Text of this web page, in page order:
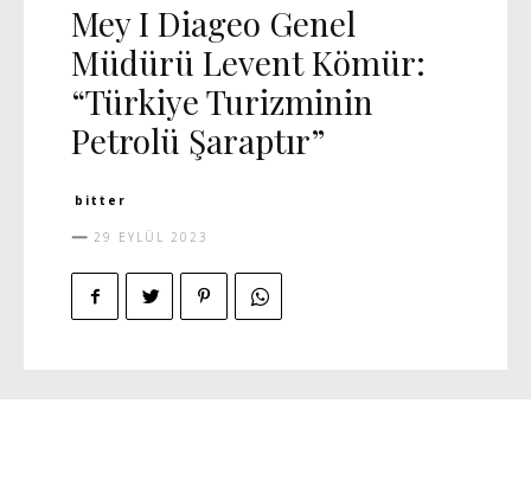
Mey I Diageo Genel
Müdürü Levent Kömür:
“Türkiye Turizminin
Petrolü Şaraptır”
bitter
29 EYLÜL 2023